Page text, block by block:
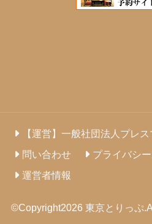
【運営】一般社団法人プレ
問い合わせ
プライバシ
運営者情報
©Copyright2026 東京とりっぷ